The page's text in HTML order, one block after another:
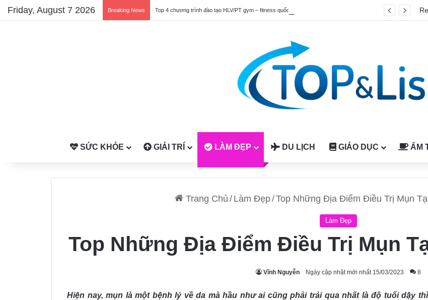
Friday, August 7 2026 Breaking News Top 4 chương trình đào tạo HLV/PT gym – fitness quốc tế được công nhận tại Việt Nam
SỨC KHỎE GIẢI TRÍ LÀM ĐẸP DU LỊCH GIÁO DỤC ẨM
Trang Chủ / Làm Đẹp/Top Những Địa Điểm Điều Trị Mụn
Làm Đẹp
Top Những Địa Điểm Điều Trị Mụn
Vĩnh Nguyễn Ngày cập nhật mới nhất 15/03/2023 8
Hiện nay, mụn là một bệnh lý về da mà hầu như ai cũng phải trải qua nhất là độ tuổi dậy